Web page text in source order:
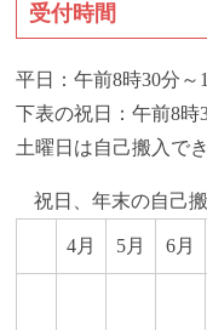
受付時間
平日：午前8時30分～
下表の祝日：午前8時
土曜日は自己搬入で
祝日、年末の自己
4月 5月 6月